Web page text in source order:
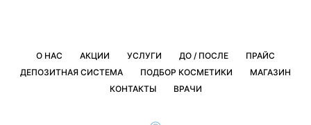
О НАС АКЦИИ УСЛУГИ ДО / ПОСЛЕ
ПРАЙС
ДЕПОЗИТНАЯ СИСТЕМА
ПОДБОР КОСМЕТИКИ
МАГАЗИН
КОНТАКТЫ
ВРАЧИ